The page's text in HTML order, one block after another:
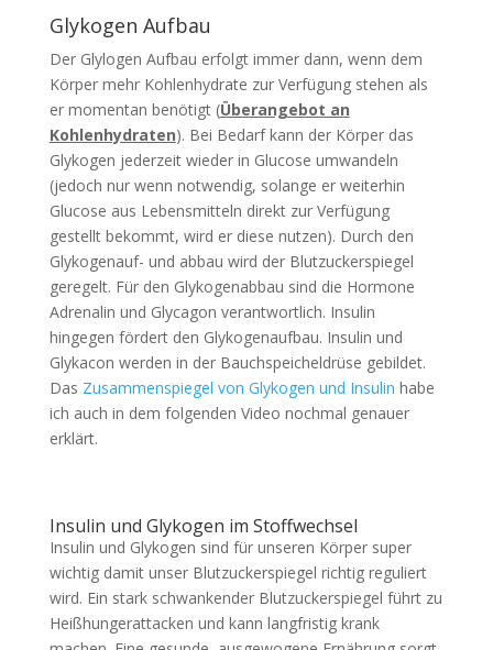
Glykogen Aufbau
Der Glylogen Aufbau erfolgt immer dann, wenn dem
Körper mehr Kohlenhydrate zur Verfügung stehen als
er momentan benötigt (Überangebot an
Kohlenhydraten). Bei Bedarf kann der Körper das
Glykogen jederzeit wieder in Glucose umwandeln
(jedoch nur wenn notwendig, solange er weiterhin
Glucose aus Lebensmitteln direkt zur Verfügung
gestellt bekommt, wird er diese nutzen). Durch den
Glykogenauf- und abbau wird der Blutzuckerspiegel
geregelt. Für den Glykogenabbau sind die Hormone
Adrenalin und Glycagon verantwortlich. Insulin
hingegen fördert den Glykogenaufbau. Insulin und
Glykacon werden in der Bauchspeicheldrüse gebildet.
Das Zusammenspiegel von Glykogen und Insulin habe
ich auch in dem folgenden Video nochmal genauer
erklärt.
Insulin und Glykogen im Stoffwechsel
Insulin und Glykogen sind für unseren Körper super
wichtig damit unser Blutzuckerspiegel richtig reguliert
wird. Ein stark schwankender Blutzuckerspiegel führt zu
Heißhungerattacken und kann langfristig krank